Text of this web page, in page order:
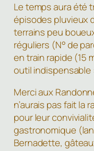
Le temps aura été
épisodes pluvieux
terrains peu
réguliers (N° de
en train rapide (15
outil indispensable
Merci aux
n’aurais pas fait la
pour leur
gastronomique
Bernadette,